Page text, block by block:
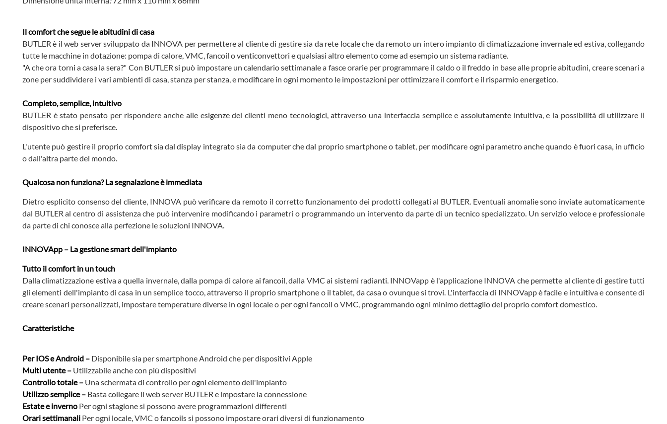
Il comfort che segue le abitudini di casa
BUTLER è il web server sviluppato da INNOVA per permettere al cliente di gestire sia da rete locale che da remoto un intero impianto di climatizzazione invernale ed estiva, collegando
tutte le macchine in dotazione: pompa di calore, VMC, fancoil o venticonvettori e qualsiasi altro elemento come ad esempio un sistema radiante.
"A che ora torni a casa la sera?" Con BUTLER si può impostare un calendario settimanale a fasce orarie per programmare il caldo o il freddo in base alle proprie abitudini, creare scenari a
zone per suddividere i vari ambienti di casa, stanza per stanza, e modificare in ogni momento le impostazioni per ottimizzare il comfort e il risparmio energetico.
Completo, semplice, intuitivo
BUTLER è stato pensato per rispondere anche alle esigenze dei clienti meno tecnologici, attraverso una interfaccia semplice e assolutamente intuitiva, e la possibilità di utilizzare il
dispositivo che si preferisce.
L'utente può gestire il proprio comfort sia dal display integrato sia da computer che dal proprio smartphone o tablet, per modificare ogni parametro anche quando è fuori casa, in ufficio
o dall'altra parte del mondo.
Qualcosa non funziona? La segnalazione è immediata
Dietro esplicito consenso del cliente, INNOVA può verificare da remoto il corretto funzionamento dei prodotti collegati al BUTLER. Eventuali anomalie sono inviate automaticamente
dal BUTLER al centro di assistenza che può intervenire modificando i parametri o programmando un intervento da parte di un tecnico specializzato. Un servizio veloce e professionale
da parte di chi conosce alla perfezione le soluzioni INNOVA.
INNOVApp – La gestione smart dell'impianto
Tutto il comfort in un touch
Dalla climatizzazione estiva a quella invernale, dalla pompa di calore ai fancoil, dalla VMC ai sistemi radianti. INNOVapp è l'applicazione INNOVA che permette al cliente di gestire tutti
gli elementi dell'impianto di casa in un semplice tocco, attraverso il proprio smartphone o il tablet, da casa o ovunque si trovi. L'interfaccia di INNOVapp è facile e intuitiva e consente di
creare scenari personalizzati, impostare temperature diverse in ogni locale o per ogni fancoil o VMC, programmando ogni minimo dettaglio del proprio comfort domestico.
Caratteristiche
Per IOS e Android – Disponibile sia per smartphone Android che per dispositivi Apple
Multi utente – Utilizzabile anche con più dispositivi
Controllo totale – Una schermata di controllo per ogni elemento dell'impianto
Utilizzo semplice – Basta collegare il web server BUTLER e impostare la connessione
Estate e inverno Per ogni stagione si possono avere programmazioni differenti
Orari settimanali Per ogni locale, VMC o fancoils si possono impostare orari diversi di funzionamento